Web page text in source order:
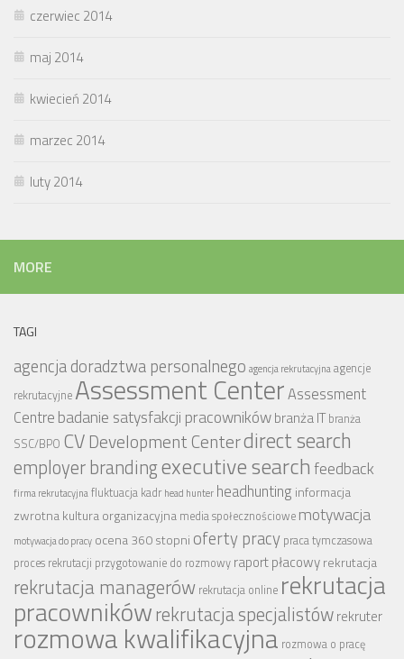
czerwiec 2014
maj 2014
kwiecień 2014
marzec 2014
luty 2014
MORE
TAGI
agencja doradztwa personalnego agencja rekrutacyjnaagencje
rekrutacyjne Assessment CenterAssessment
Centre badanie satysfakcji pracownikówbranża IT branża
SSC/BPO CV Development Centerdirect search
employer brandingexecutive searchfeedback
firma rekrutacyjnafluktuacja kadr head hunter headhunting informacja
zwrotnakultura organizacyjna media społecznościowe motywacja
motywacja do pracy ocena 360 stopni oferty pracy praca tymczasowa
proces rekrutacji przygotowanie do rozmowy raport płacowyrekrutacja
rekrutacja managerów rekrutacja online rekrutacja
pracownikówrekrutacja specjalistówrekruter
rozmowa kwalifikacyjna rozmowa o pracę